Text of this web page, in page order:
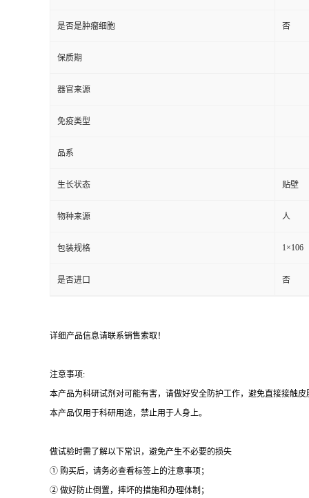
是否是肿瘤细胞 否
保质期
器官来源
免疫类型
品系
生长状态 贴壁
物种来源 人
包装规格 1×106
是否进口 否
详细产品信息请联系销售索取！
注意事项:
本产品为科研试剂对可能有害，请做好安全防护工作，避免直接接触皮
本产品仅用于科研用途，禁止用于人身上。
做试验时需了解以下常识，避免产生不必要的损失
① 购买后，请务必查看标签上的注意事项；
② 做好防止倒置，摔坏的措施和办理体制；